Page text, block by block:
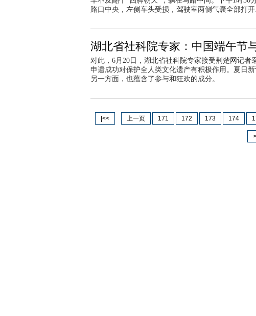
路口中央，左侧车头受损，驾驶室两侧气囊全部打开
湖北省社科院专家：中国端午节
对此，6月20日，湖北省社科院专家接受荆楚网记者
申遗成功对保护全人类文化遗产有积极作用。夏日
另一方面，也蕴含了参与和狂欢的成分。
|<< 上一页 171 172 173 174